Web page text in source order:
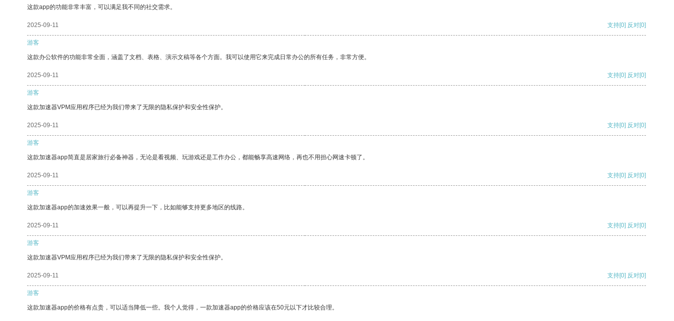
这款app的功能非常丰富，可以满足我不同的社交需求。
2025-09-11 支持[0] 反对[0]
游客
这款办公软件的功能非常全面，涵盖了文档、表格、演示文稿等各个方面。我可以使用它来完成日常办公的所有任务，非常方便。
2025-09-11 支持[0] 反对[0]
游客
这款加速器VPM应用程序已经为我们带来了无限的隐私保护和安全性保护。
2025-09-11 支持[0] 反对[0]
游客
这款加速器app简直是居家旅行必备神器，无论是看视频、玩游戏还是工作办公，都能畅享高速网络，再也不用担心网速卡顿了。
2025-09-11 支持[0] 反对[0]
游客
这款加速器app的加速效果一般，可以再提升一下，比如能够支持更多地区的线路。
2025-09-11 支持[0] 反对[0]
游客
这款加速器VPM应用程序已经为我们带来了无限的隐私保护和安全性保护。
2025-09-11 支持[0] 反对[0]
游客
这款加速器app的价格有点贵，可以适当降低一些。我个人觉得，一款加速器app的价格应该在50元以下才比较合理。